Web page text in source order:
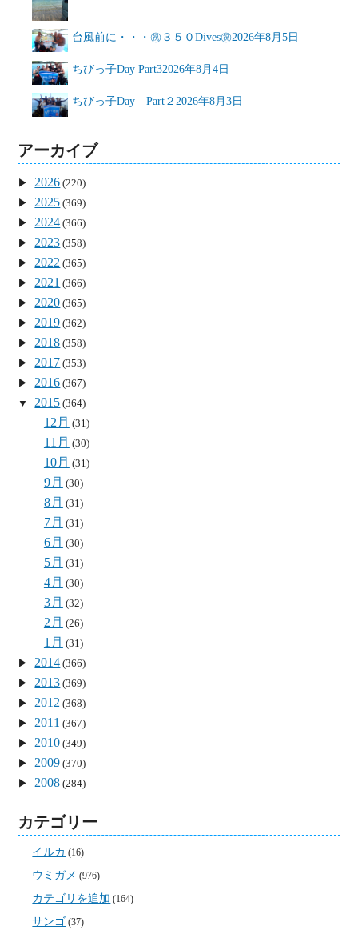
台風前に・・・㊗３５０Dives㊗2026年8月5日
ちびっ子Day Part32026年8月4日
ちびっ子Day Part２ 2026年8月3日
アーカイブ
2026 (220)
2025 (369)
2024 (366)
2023 (358)
2022 (365)
2021 (366)
2020 (365)
2019 (362)
2018 (358)
2017 (353)
2016 (367)
2015 (364)
12月 (31)
11月 (30)
10月 (31)
9月 (30)
8月 (31)
7月 (31)
6月 (30)
5月 (31)
4月 (30)
3月 (32)
2月 (26)
1月 (31)
2014 (366)
2013 (369)
2012 (368)
2011 (367)
2010 (349)
2009 (370)
2008 (284)
カテゴリー
イルカ (16)
ウミガメ (976)
カテゴリを追加 (164)
サンゴ (37)